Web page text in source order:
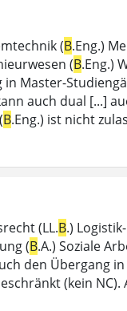
(B.Eng.)
(B.Eng.)
Master-
auch dual [...]
B.Eng.) ist nicht
(LL.B.)
(B.A.) Soziale
den Übergang
(kein